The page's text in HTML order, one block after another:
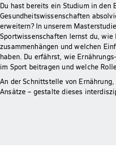
Du hast bereits ein Studium in den
Gesundheitswissenschaften
erweitern? In unserem
Sportwissenschaften lernst du, wie
zusammenhängen und welchen
haben. Du erfährst, wie
im Sport beitragen und welche
An der Schnittstelle von
Ansätze – gestalte dieses